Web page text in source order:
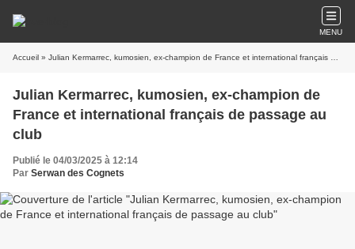
MENU
Accueil » Julian Kermarrec, kumosien, ex-champion de France et international français de passage au club
Julian Kermarrec, kumosien, ex-champion de
France et international français de passage au
club
Publié le 04/03/2025 à 12:14
Par Serwan des Cognets